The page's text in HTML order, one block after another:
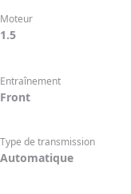
Moteur
1.5
Entraînement
Front
Type de transmission
Automatique